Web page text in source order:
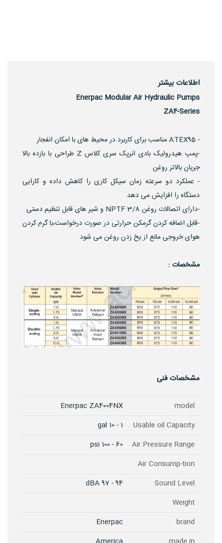
اطلاعات بیشتر
Enerpac Modular Air Hydraulic Pumps
ZA4-Series
- ATEX95 مناسب برای کاربرد در محیط های با امکان انفجار
-پمپ هیدرولیک بادی انرپک سری کلاس Z طراحی با بازده بالا
جریان بالاتر روغن
- عملکرد دو سرعته زمان سیکل کاری را کاهش داده و کارایی
دستگاه را افزایش می دهد
-دارای اتصالات روغن 3/8 NPTF و شیر های قابل تنظیم دستی
-قابل اضافه کردن گرمکن حرارتی در صورت درخواست،با گرم کردن
هوای خروجی مانع از یخ زدن روغن می شود
مشخصات :
مشخصات فنی
model
Enerpac ZA4004NX
Usable oil Capacity
1 - 10 gal
Air Pressure Range
60 - 100 psi
Air Consump-tion
Sound Level
94 - 97 dBA
Weight
brand
Enerpac